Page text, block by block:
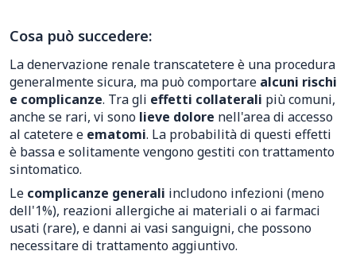
Cosa può succedere:
La denervazione renale transcatetere è una procedura
generalmente sicura, ma può comportare alcuni rischi
e complicanze. Tra gli effetti collaterali più comuni,
anche se rari, vi sono lieve dolore nell'area di accesso
al catetere e ematomi. La probabilità di questi effetti
è bassa e solitamente vengono gestiti con trattamento
sintomatico.
Le complicanze generali includono infezioni (meno
dell'1%), reazioni allergiche ai materiali o ai farmaci
usati (rare), e danni ai vasi sanguigni, che possono
necessitare di trattamento aggiuntivo.